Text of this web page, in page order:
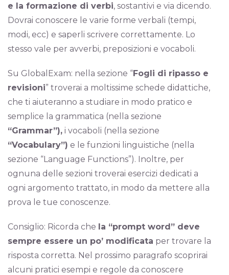
e la formazione di verbi, sostantivi e via dicendo.
Dovrai conoscere le varie forme verbali (tempi,
modi, ecc) e saperli scrivere correttamente. Lo
stesso vale per avverbi, preposizioni e vocaboli.
Su GlobalExam: nella sezione “Fogli di ripasso e
revisioni” troverai a moltissime schede didattiche,
che ti aiuteranno a studiare in modo pratico e
semplice la grammatica (nella sezione
“Grammar”),i vocaboli (nella sezione
“Vocabulary”) e le funzioni linguistiche (nella
sezione “Language Functions”). Inoltre, per
ognuna delle sezioni troverai esercizi dedicati a
ogni argomento trattato, in modo da mettere alla
prova le tue conoscenze.
Consiglio: Ricorda che la “prompt word” deve
sempre essere un po’ modificata per trovare la
risposta corretta. Nel prossimo paragrafo scoprirai
alcuni pratici esempi e regole da conoscere